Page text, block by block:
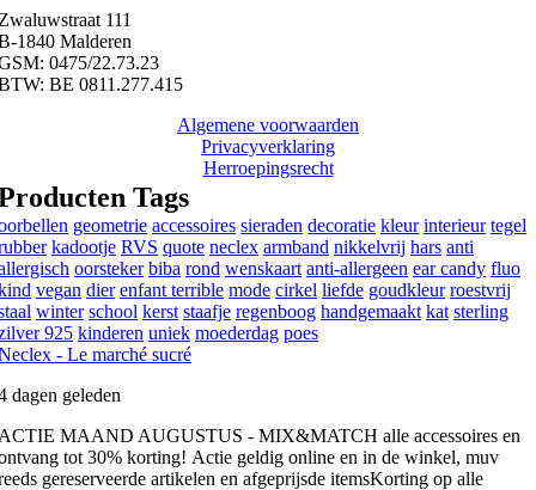
111
1840 Malderen
0475/22.73.23
BE 0811.277.415
Algemene voorwaarden
Privacyverklaring
Herroepingsrecht
Tags
geometrie accessoires sieraden decoratie kleur interieur tegel
kadootje RVS quote neclex armband nikkelvrij hars anti
oorsteker biba rond wenskaart anti-allergeen ear candy fluo
vegan dier enfant terrible mode cirkel liefde goudkleur roestvrij
winter school kerst staafje regenboog handgemaakt kat sterling
925 kinderen uniek moederdag poes
- Le marché sucré
dagen geleden
MAAND AUGUSTUS - MIX&MATCH alle accessoires en
tot 30% korting! Actie geldig online en in de winkel, muv
gereserveerde artikelen en afgeprijsde itemsKorting op alle